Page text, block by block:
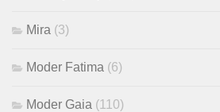
Mira (3)
Moder Fatima (6)
Moder Gaia (110)